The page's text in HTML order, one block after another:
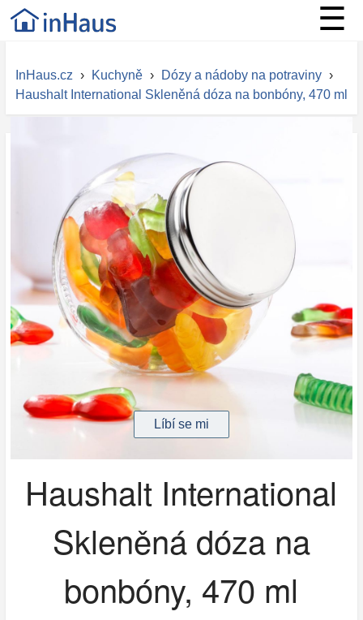
☰
InHaus.cz › Kuchyně › Dózy a nádoby na potraviny ›
Haushalt International Skleněná dóza na bonbóny, 470 ml
Haushalt International
Skleněná dóza na
bonbóny, 470 ml